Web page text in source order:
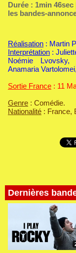
Dernières
Durée : 1min
les bandes-
Réalisation : Martin
Interprétation :
Noémie Lvovsky,
Anamaria
Sortie France : 11
Genre : Comédie.
Nationalité : France,